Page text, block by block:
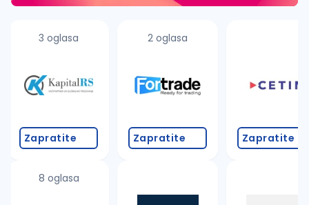
3 oglasa
Zapratite
8 oglasa
2 oglasa
Zapratite Zapratite